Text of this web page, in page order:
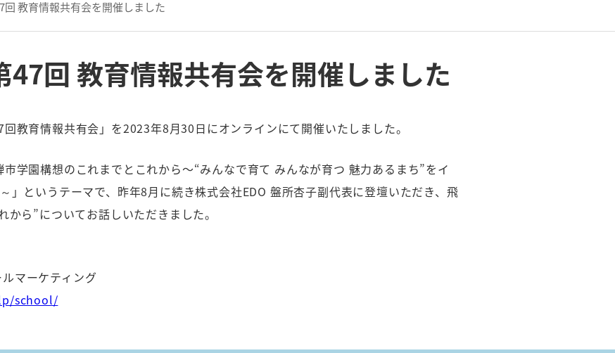
回 教育情報共有会を開催しました
47回 教育情報共有会を開催しました
教育情報共有会」を2023年8月30日にオンラインにて開催いたしました。
学園構想のこれまでとこれから〜“みんなで育て みんなが育つ 魅力あるまち”をイ
」というテーマで、昨年8月に続き株式会社EDO 盤所杏子副代表に登壇いただき、飛
ら”についてお話しいただきました。
マーケティング
school/